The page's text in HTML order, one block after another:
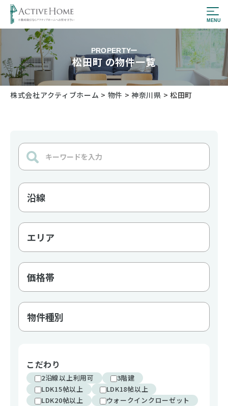
PROPERTY
松田町 の物件一覧
株式会社アクティブホーム > 物件 >神奈川県 > 松田町
こだわり
2沿線以上利用可
3階建
LDK15帖以上
LDK18帖以上
LDK20帖以上
ウォークインクローゼット